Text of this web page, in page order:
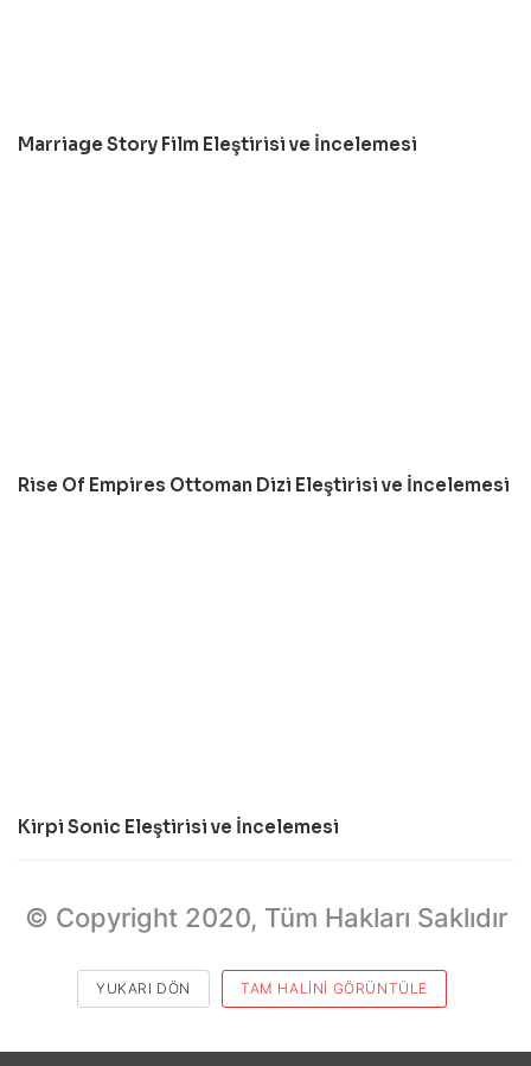
Marriage Story Film Eleştirisi ve İncelemesi
Rise Of Empires Ottoman Dizi Eleştirisi ve İncelemesi
Kirpi Sonic Eleştirisi ve İncelemesi
© Copyright 2020, Tüm Hakları Saklıdır
YUKARI DÖN TAM HALINI GÖRÜNTÜLE